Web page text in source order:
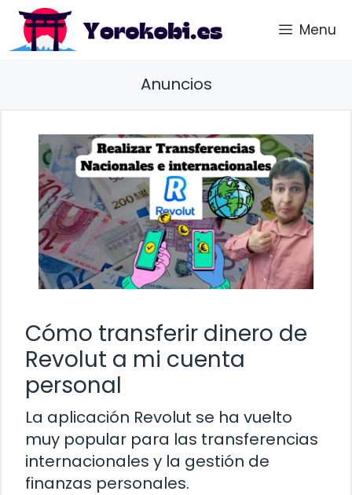
Saltar
contenido
Menu
Anuncios
Cómo transferir dinero de
Revolut a mi cuenta
personal
La aplicación Revolut se ha vuelto
muy popular para las transferencias
internacionales y la gestión de
finanzas personales.